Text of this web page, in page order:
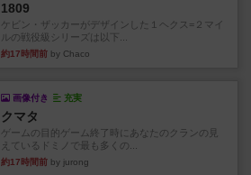
1809
ケビン・ザッカーがデザインした１ヘクス=２マイ
ルの戦役級シリーズは以下...
約17時間前 by Chaco
画像付き 充実
クマタ
ゲームの目的ゲーム終了時にあなたのクランの見
えているドミノで最も多くの...
約17時間前 by jurong